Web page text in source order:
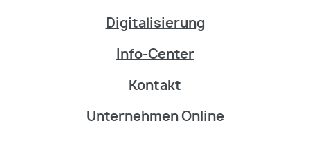
Digitalisierung
Info-Center
Kontakt
Unternehmen Online